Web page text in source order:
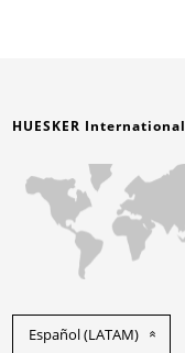
HUESKER International
Español (LATAM)